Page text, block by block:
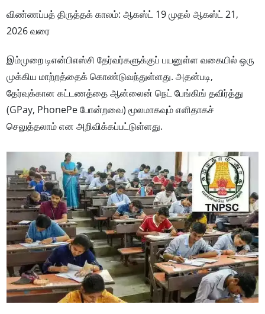
விண்ணப்பத் திருத்தக் காலம்: ஆகஸ்ட் 19 முதல் ஆகஸ்ட் 21,
2026 வரை
இம்முறை டிஎன்பிஎஸ்சி தேர்வர்களுக்குப் பயனுள்ள வகையில் ஒரு
முக்கிய மாற்றத்தைக் கொண்டுவந்துள்ளது. அதன்படி,
தேர்வுக்கான கட்டணத்தை ஆன்லைன் நெட் பேங்கிங் தவிர்த்து
(GPay, PhonePe போன்றவை) மூலமாகவும் எளிதாகச்
செலுத்தலாம் என அறிவிக்கப்பட்டுள்ளது.